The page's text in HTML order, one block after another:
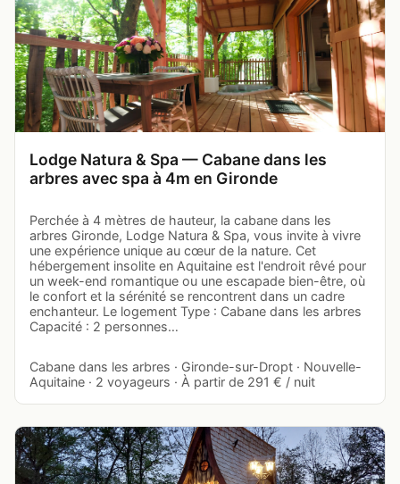
Lodge Natura & Spa — Cabane dans les
arbres avec spa à 4m en Gironde
Perchée à 4 mètres de hauteur, la cabane dans les
arbres Gironde, Lodge Natura & Spa, vous invite à vivre
une expérience unique au cœur de la nature. Cet
hébergement insolite en Aquitaine est l'endroit rêvé pour
un week-end romantique ou une escapade bien-être, où
le confort et la sérénité se rencontrent dans un cadre
enchanteur. Le logement Type : Cabane dans les arbres
Capacité : 2 personnes…
Cabane dans les arbres · Gironde-sur-Dropt · Nouvelle-
Aquitaine · 2 voyageurs · À partir de 291 € / nuit